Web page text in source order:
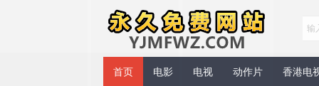
永久免费网站
首页 电影 电视 动作片 香港电